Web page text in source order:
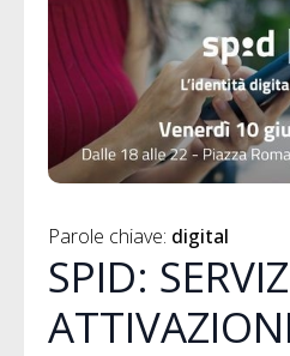
Parole chiave: digital
SPID: